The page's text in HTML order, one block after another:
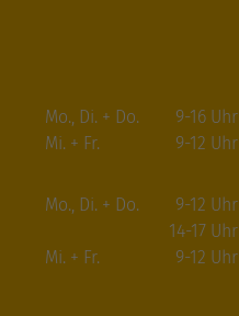
Mo., Di. + Do.
Mi. + Fr.
9-16 Uhr
9-12 Uhr
Mo., Di. + Do.
Mi. + Fr.
9-12 Uhr
14-17 Uhr
9-12 Uhr